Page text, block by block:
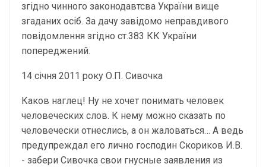
згідно чинного законодавтсва України вище
згаданих осіб. За дачу завідомо неправдивого
повідомлення згідно ст.383 КК України
попереджений.
14 січня 2011 року О.П. Сивочка
Каков наглец! Ну не хочет понимать человек
человеческих слов. К нему можно сказать по
человечески отнеслись, а он жаловаться… А ведь
предупреждал его лично господин Скориков И.В.
- забери Сивочка свои гнусные заявления из